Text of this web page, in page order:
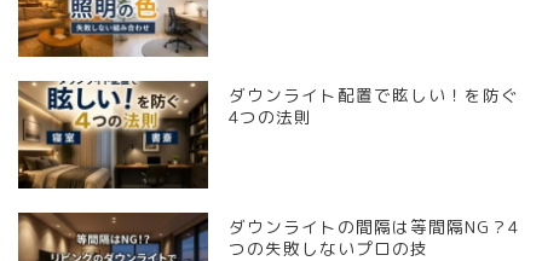
ダウンライト配置で眩しい！を防ぐ
4つの法則
ダウンライトの間隔は等間隔NG？4
つの失敗しないプロの技